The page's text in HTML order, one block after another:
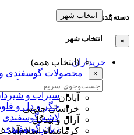
دسته‌بندی‌ها
×
خریداران
محصولات گوسفندی و
کله و پاچه
سیراب و
جگر و دل و
لاشه گوسفندی
زبان گوسفندی
انتخاب شهر
انتخاب شهر
(انتخاب همه)
×
آبادان
خراسان جنوبی
آران و بیدگل
کرمانشاه اسلام‌آباد